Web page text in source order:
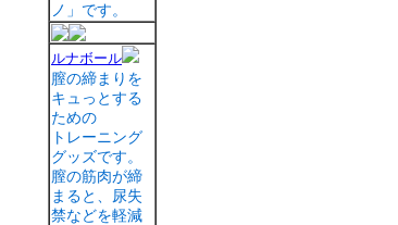
ノ」です。
ルナボール
膣の締まりを
キュっとする
ための
トレーニング
グッズです。
膣の筋肉が締
まると、尿失
禁などを軽減